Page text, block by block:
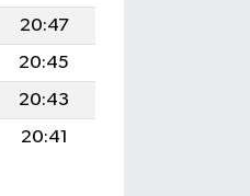
20:47
20:45
20:43
20:41